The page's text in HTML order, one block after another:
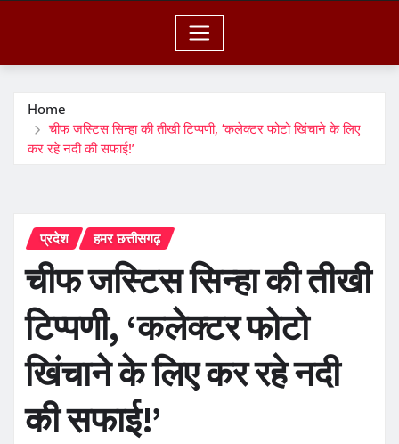
Home
चीफ जस्टिस सिन्हा की तीखी टिप्पणी, ‘कलेक्टर फोटो खिंचाने के लिए
कर रहे नदी की सफाई!’
प्रदेश हमर छत्तीसगढ़
चीफ जस्टिस सिन्हा की तीखी
टिप्पणी, ‘कलेक्टर फोटो
खिंचाने के लिए कर रहे नदी
की सफाई!’